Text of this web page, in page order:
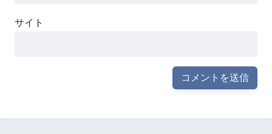
サイト